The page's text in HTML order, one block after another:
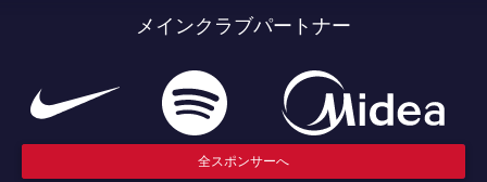
メインクラブパートナー
全スポンサーへ